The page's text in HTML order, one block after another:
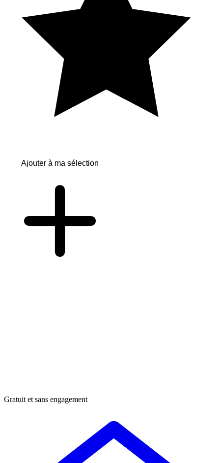
Ajouter à ma sélection
Gratuit et sans engagement